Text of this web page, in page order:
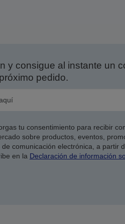
y consigue al instante un
pedido.
tu consentimiento para recibir
sobre productos, eventos,
comunicación electrónica, a partir
en la Declaración de información